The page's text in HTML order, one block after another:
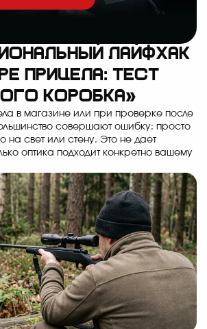
лайфхак
прицела: тест
коробка»
в магазине или при проверке после
совершают ошибку: просто
на свет или стену. Это не дает
оптика подходит конкретно вашему